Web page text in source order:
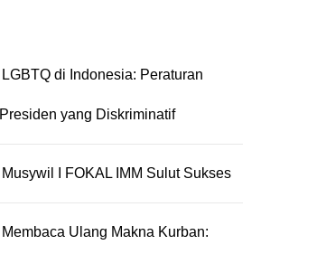
LGBTQ di Indonesia: Peraturan
Presiden yang Diskriminatif
Musywil I FOKAL IMM Sulut Sukses
Membaca Ulang Makna Kurban: